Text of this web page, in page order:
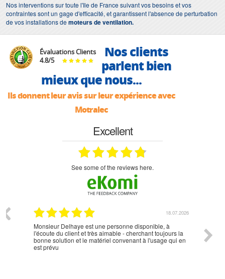
Nos interventions sur toute l'Ile de France suivant vos besoins et vos
contraintes sont un gage d'efficacité, et garantissent l'absence de perturbation
de vos installations demoteurs de ventilation.
Évaluations Clients
4.8/5
Nos clients
parlent bien
mieux que nous...
Ils donnent leur avis sur leur expérience avec
Motralec
Excellent
see some of the reviews here.
18.07.2026
Monsieur Delhaye est une personne disponible, à
l'écoute du client et très aimable - cherchant toujours la
bonne solution et le matériel convenant à l'usage qui en
est prévu